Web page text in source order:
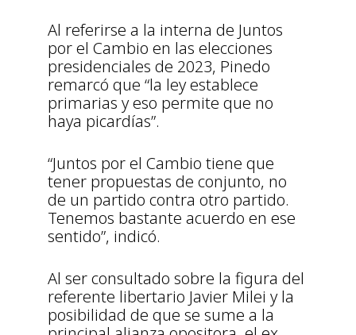
Al referirse a la interna de Juntos
por el Cambio en las elecciones
presidenciales de 2023, Pinedo
remarcó que “la ley establece
primarias y eso permite que no
haya picardías”.
“Juntos por el Cambio tiene que
tener propuestas de conjunto, no
de un partido contra otro partido.
Tenemos bastante acuerdo en ese
sentido”, indicó.
Al ser consultado sobre la figura del
referente libertario Javier Milei y la
posibilidad de que se sume a la